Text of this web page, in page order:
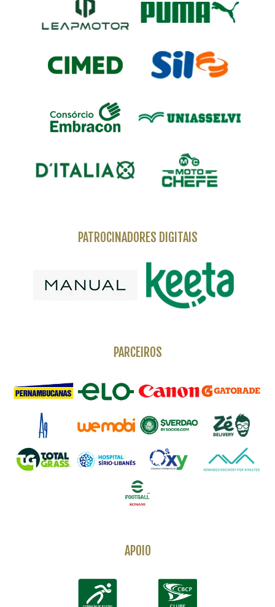
PATROCINADORES DIGITAIS
PARCEIROS
APOIO